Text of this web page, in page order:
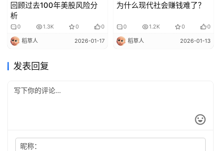
回顾过去100年美股风险分
析
0 1.3K 0 0
稻草人 2026-01-17
为什么现代社会赚钱难了？
0 1.2K 0 0
稻草人 2026-01-13
发表回复
昵称：